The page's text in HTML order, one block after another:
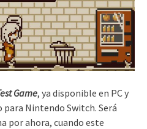
Game, ya disponible en PC y
Nintendo Switch. Será
por ahora, cuando este